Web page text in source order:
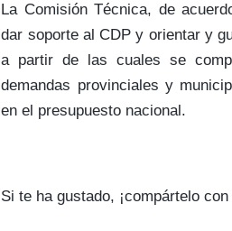
La Comisión Técnica, de
dar soporte al CDP y orientar y
a partir de las cuales se
demandas provinciales y
en el presupuesto nacional.
Si te ha gustado, ¡compártelo